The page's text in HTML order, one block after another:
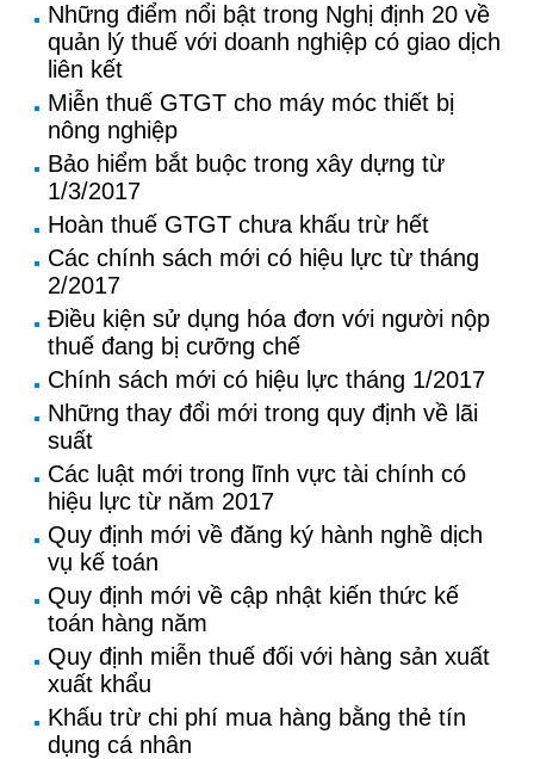
Những điểm nổi bật trong Nghị định 20 về
quản lý thuế với doanh nghiệp có giao dịch
liên kết
Miễn thuế GTGT cho máy móc thiết bị
nông nghiệp
Bảo hiểm bắt buộc trong xây dựng từ
1/3/2017
Hoàn thuế GTGT chưa khấu trừ hết
Các chính sách mới có hiệu lực từ tháng
2/2017
Điều kiện sử dụng hóa đơn với người nộp
thuế đang bị cưỡng chế
Chính sách mới có hiệu lực tháng 1/2017
Những thay đổi mới trong quy định về lãi
suất
Các luật mới trong lĩnh vực tài chính có
hiệu lực từ năm 2017
Quy định mới về đăng ký hành nghề dịch
vụ kế toán
Quy định mới về cập nhật kiến thức kế
toán hàng năm
Quy định miễn thuế đối với hàng sản xuất
xuất khẩu
Khấu trừ chi phí mua hàng bằng thẻ tín
dụng cá nhân